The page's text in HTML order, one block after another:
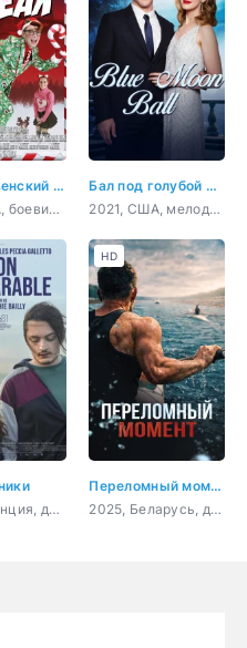
Рождественский чудак
2021, США, боевик, комедия
Бал под голубой луной
2021, США, мелодрама
2024, Франция, драма
Переломный момент
2025, Беларусь, драма, спорт
HD